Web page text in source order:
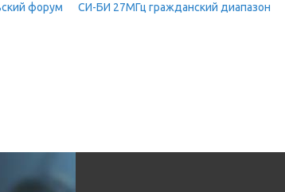
форум СИ-БИ 27МГц гражданский диапазон